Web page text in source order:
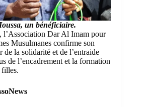
un bénéficiaire.
l’Association Dar Al Imam pour
Musulmanes confirme son
de la solidarité et de l’entraide
de l’encadrement et la formation
filles.